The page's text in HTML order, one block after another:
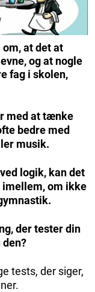
at det at
og at nogle
fag i skolen,
med at tænke
bedre med
musik.
logik, kan det
om ikke
der tester din
tests, der siger,